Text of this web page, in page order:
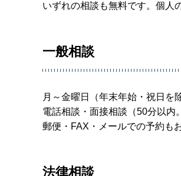
いずれの相談も無料です。個人
一般相談
月～金曜日（年末年始・祝日を
電話相談・面接相談（50分以内
郵便・FAX・メールでの予約も
法律相談